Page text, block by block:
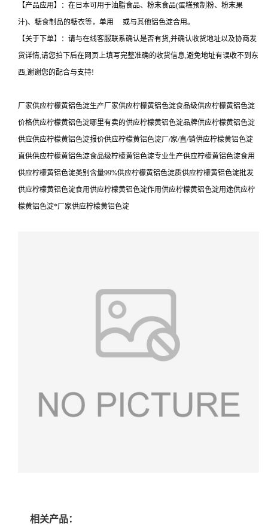
【产品应用】：在日本可用于油脂食品、粉末食品(蛋糕预制粉、粉末果
汁)、糖食制品的糖衣等，单用 或与其他铝色淀合用。
【关于下单】：请与在线客服联系确认是否有货,并确认收货地址以及协商发
货详情,请您拍下后在网页上填写完整准确的收货信息,避免地址有误收不到东
西,谢谢您的配合与支持!
厂家供应柠檬黄铝色淀生产厂家供应柠檬黄铝色淀食品级供应柠檬黄铝色淀
价格供应柠檬黄铝色淀哪里有卖的供应柠檬黄铝色淀品牌供应柠檬黄铝色淀
供应供应柠檬黄铝色淀报价供应柠檬黄铝色淀厂/家/直/销供应柠檬黄铝色淀
直供供应柠檬黄铝色淀食品级柠檬黄铝色淀专业生产供应柠檬黄铝色淀食用
供应柠檬黄铝色淀类别含量99%供应柠檬黄铝色淀质供应柠檬黄铝色淀批发
供应柠檬黄铝色淀食用供应柠檬黄铝色淀作用供应柠檬黄铝色淀用途供应柠
檬黄铝色淀*厂家供应柠檬黄铝色淀
相关产品：